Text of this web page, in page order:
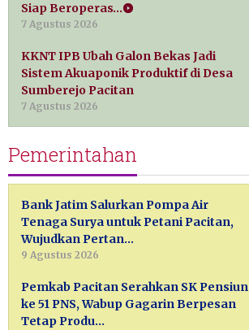
Siap Beroperas…
7 Agustus 2026
KKNT IPB Ubah Galon Bekas Jadi
Sistem Akuaponik Produktif di Desa
Sumberejo Pacitan
7 Agustus 2026
Pemerintahan
Bank Jatim Salurkan Pompa Air
Tenaga Surya untuk Petani Pacitan,
Wujudkan Pertan…
9 Agustus 2026
Pemkab Pacitan Serahkan SK Pensiun
ke 51 PNS, Wabup Gagarin Berpesan
Tetap Produ…